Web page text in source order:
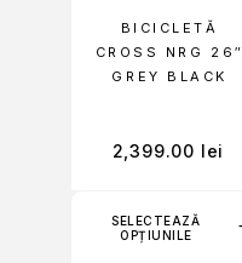
SELECTEAZĂ
OPȚIUNILE
BICICLETĂ
CROSS NRG 26″
GREY BLACK
2,399.00 lei